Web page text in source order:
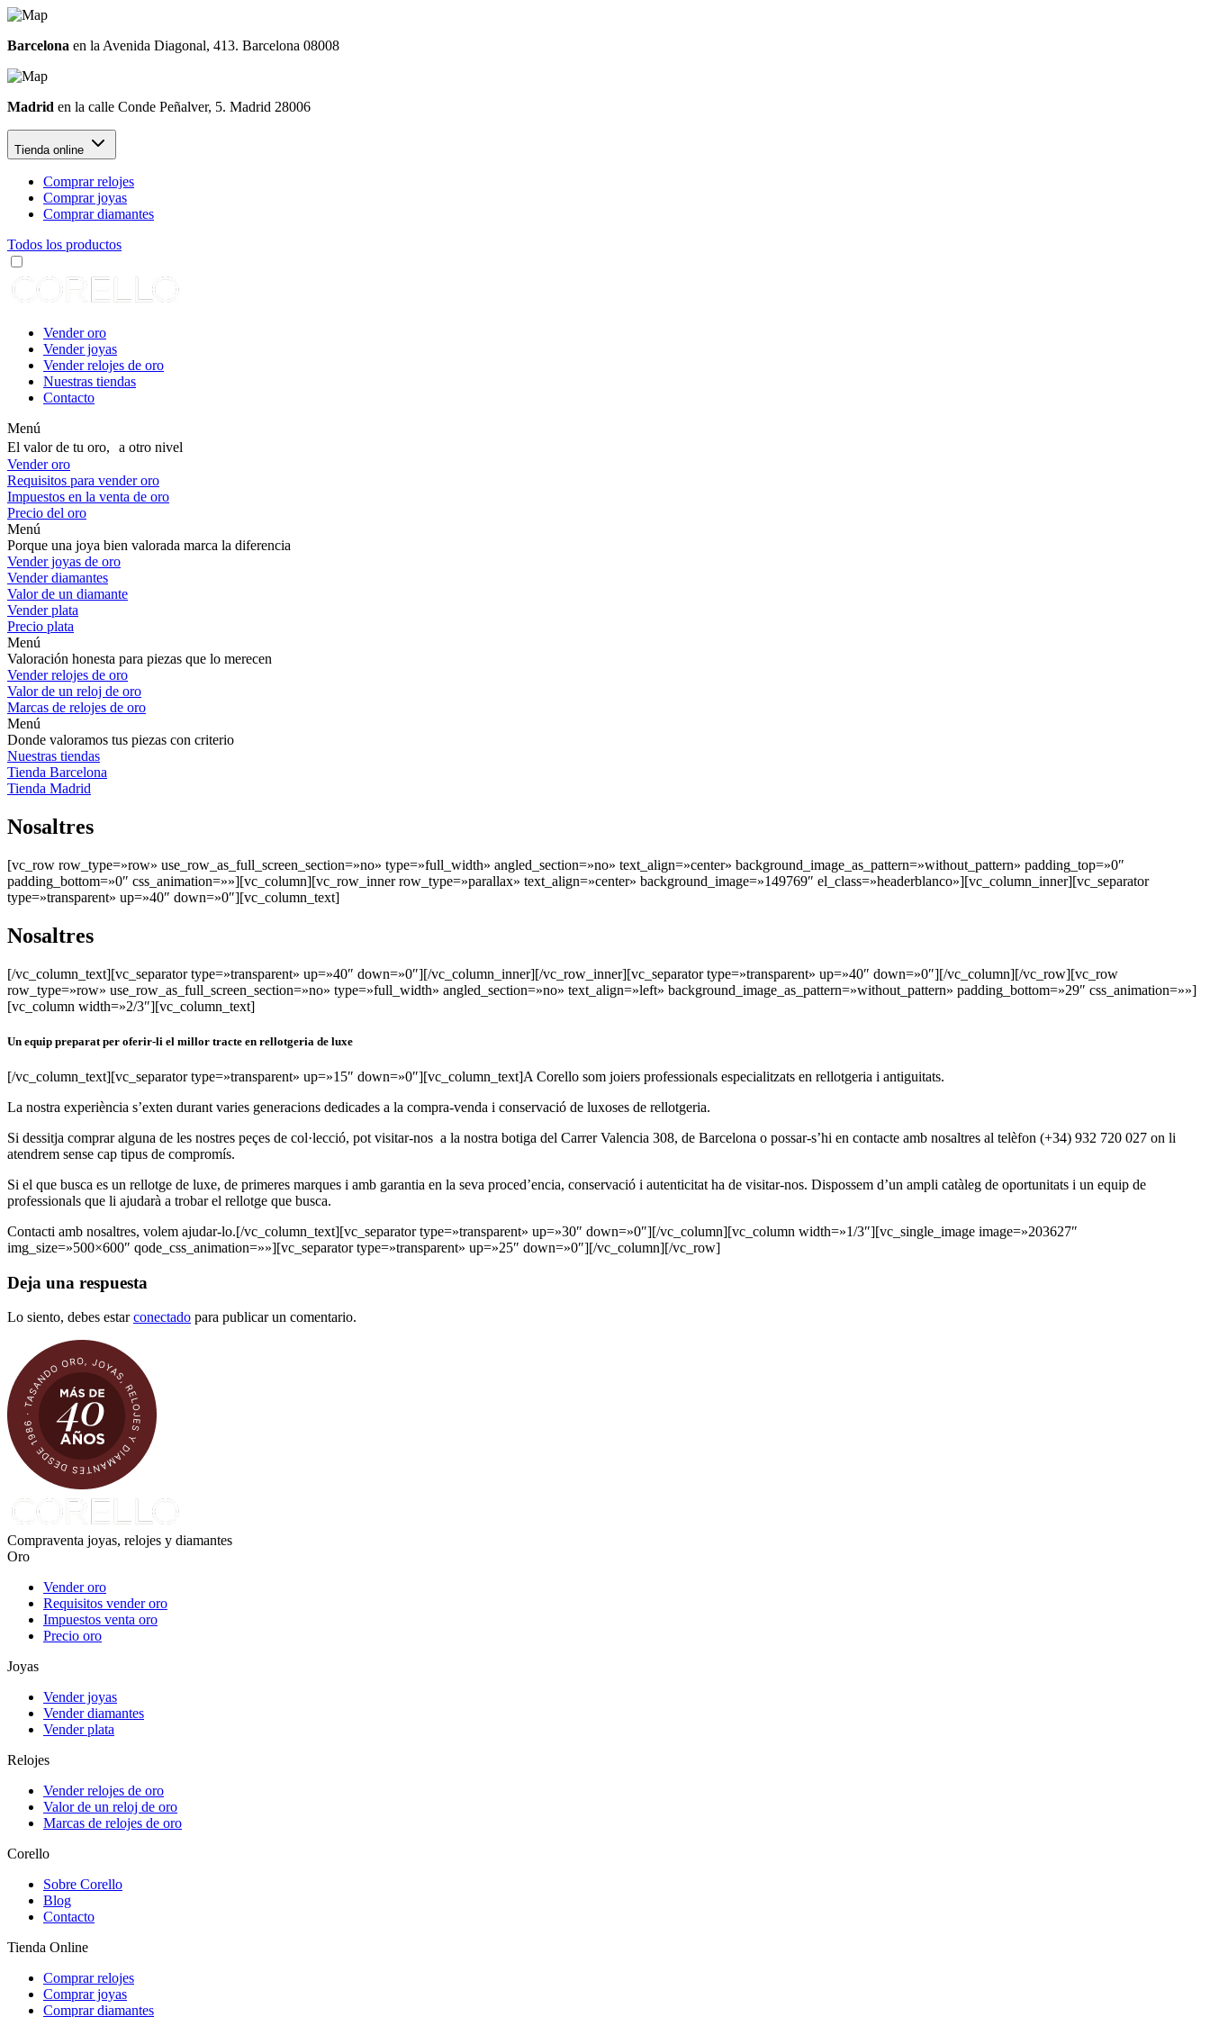
Barcelona en la Avenida Diagonal, 413. Barcelona 08008
Madrid en la calle Conde Peñalver, 5. Madrid 28006
Tienda online
Comprar relojes
Comprar joyas
Comprar diamantes
Todos los productos
Vender oro
Vender joyas
Vender relojes de oro
Nuestras tiendas
Contacto
Menú
El valor de tu oro, a otro nivel
Vender oro
Requisitos para vender oro
Impuestos en la venta de oro
Precio del oro
Menú
Porque una joya bien valorada marca la diferencia
Vender joyas de oro
Vender diamantes
Valor de un diamante
Vender plata
Precio plata
Menú
Valoración honesta para piezas que lo merecen
Vender relojes de oro
Valor de un reloj de oro
Marcas de relojes de oro
Menú
Donde valoramos tus piezas con criterio
Nuestras tiendas
Tienda Barcelona
Tienda Madrid
Nosaltres
[vc_row row_type=»row» use_row_as_full_screen_section=»no» type=»full_width» angled_section=»no» text_align=»center» background_image_as_pattern=»without_pattern» padding_top=»0″
padding_bottom=»0″ css_animation=»»][vc_column][vc_row_inner row_type=»parallax» text_align=»center» background_image=»149769″ el_class=»headerblanco»][vc_column_inner][vc_separator
type=»transparent» up=»40″ down=»0″][vc_column_text]
Nosaltres
[/vc_column_text][vc_separator type=»transparent» up=»40″ down=»0″][/vc_column_inner][/vc_row_inner][vc_separator type=»transparent» up=»40″ down=»0″][/vc_column][/vc_row][vc_row
row_type=»row» use_row_as_full_screen_section=»no» type=»full_width» angled_section=»no» text_align=»left» background_image_as_pattern=»without_pattern» padding_bottom=»29″ css_animation=»»]
[vc_column width=»2/3″][vc_column_text]
Un equip preparat per oferir-li el millor tracte en rellotgeria de luxe
[/vc_column_text][vc_separator type=»transparent» up=»15″ down=»0″][vc_column_text]A Corello som joiers professionals especialitzats en rellotgeria i antiguitats.
La nostra experiència s’exten durant varies generacions dedicades a la compra-venda i conservació de luxoses de rellotgeria.
Si dessitja comprar alguna de les nostres peçes de col·lecció, pot visitar-nos a la nostra botiga del Carrer Valencia 308, de Barcelona o possar-s’hi en contacte amb nosaltres al telèfon (+34) 932 720 027 on li
atendrem sense cap tipus de compromís.
Si el que busca es un rellotge de luxe, de primeres marques i amb garantia en la seva proced’encia, conservació i autenticitat ha de visitar-nos. Dispossem d’un ampli catàleg de oportunitats i un equip de
professionals que li ajudarà a trobar el rellotge que busca.
Contacti amb nosaltres, volem ajudar-lo.[/vc_column_text][vc_separator type=»transparent» up=»30″ down=»0″][/vc_column][vc_column width=»1/3″][vc_single_image image=»203627″
img_size=»500×600″ qode_css_animation=»»][vc_separator type=»transparent» up=»25″ down=»0″][/vc_column][/vc_row]
Deja una respuesta
Lo siento, debes estarconectado para publicar un comentario.
Compraventa joyas, relojes y diamantes
Oro
Vender oro
Requisitos vender oro
Impuestos venta oro
Precio oro
Joyas
Vender joyas
Vender diamantes
Vender plata
Relojes
Vender relojes de oro
Valor de un reloj de oro
Marcas de relojes de oro
Corello
Sobre Corello
Blog
Contacto
Tienda Online
Comprar relojes
Comprar joyas
Comprar diamantes